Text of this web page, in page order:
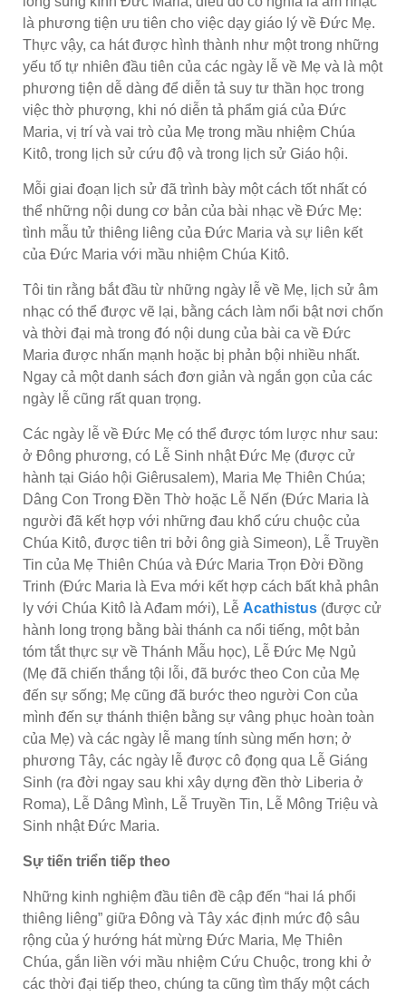
là phương tiện ưu tiên cho việc dạy giáo lý về Đức Mẹ.
Thực vậy, ca hát được hình thành như một trong những
yếu tố tự nhiên đầu tiên của các ngày lễ về Mẹ và là một
phương tiện dễ dàng để diễn tả suy tư thần học trong
việc thờ phượng, khi nó diễn tả phẩm giá của Đức
Maria, vị trí và vai trò của Mẹ trong mầu nhiệm Chúa
Kitô, trong lịch sử cứu độ và trong lịch sử Giáo hội.
Mỗi giai đoạn lịch sử đã trình bày một cách tốt nhất có
thể những nội dung cơ bản của bài nhạc về Đức Mẹ:
tình mẫu tử thiêng liêng của Đức Maria và sự liên kết
của Đức Maria với mầu nhiệm Chúa Kitô.
Tôi tin rằng bắt đầu từ những ngày lễ về Mẹ, lịch sử âm
nhạc có thể được vẽ lại, bằng cách làm nổi bật nơi chốn
và thời đại mà trong đó nội dung của bài ca về Đức
Maria được nhấn mạnh hoặc bị phản bội nhiều nhất.
Ngay cả một danh sách đơn giản và ngắn gọn của các
ngày lễ cũng rất quan trọng.
Các ngày lễ về Đức Mẹ có thể được tóm lược như sau:
ở Đông phương, có Lễ Sinh nhật Đức Mẹ (được cử
hành tại Giáo hội Giêrusalem), Maria Mẹ Thiên Chúa;
Dâng Con Trong Đền Thờ hoặc Lễ Nến (Đức Maria là
người đã kết hợp với những đau khổ cứu chuộc của
Chúa Kitô, được tiên tri bởi ông già Simeon), Lễ Truyền
Tin của Mẹ Thiên Chúa và Đức Maria Trọn Đời Đồng
Trinh (Đức Maria là Eva mới kết hợp cách bất khả phân
ly với Chúa Kitô là Ađam mới), Lễ Acathistus (được cử
hành long trọng bằng bài thánh ca nổi tiếng, một bản
tóm tắt thực sự về Thánh Mẫu học), Lễ Đức Mẹ Ngủ
(Mẹ đã chiến thắng tội lỗi, đã bước theo Con của Mẹ
đến sự sống; Mẹ cũng đã bước theo người Con của
mình đến sự thánh thiện bằng sự vâng phục hoàn toàn
của Mẹ) và các ngày lễ mang tính sùng mến hơn; ở
phương Tây, các ngày lễ được cô đọng qua Lễ Giáng
Sinh (ra đời ngay sau khi xây dựng đền thờ Liberia ở
Roma), Lễ Dâng Mình, Lễ Truyền Tin, Lễ Mông Triệu và
Sinh nhật Đức Maria.
Sự tiến triển tiếp theo
Những kinh nghiệm đầu tiên đề cập đến “hai lá phổi
thiêng liêng” giữa Đông và Tây xác định mức độ sâu
rộng của ý hướng hát mừng Đức Maria, Mẹ Thiên
Chúa, gắn liền với mầu nhiệm Cứu Chuộc, trong khi ở
các thời đại tiếp theo, chúng ta cũng tìm thấy một cách